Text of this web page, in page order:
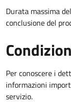
Durata massima
conclusione del
Per conoscere i
informazioni
servizio.